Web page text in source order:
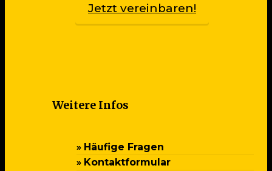
Jetzt vereinbaren!
Weitere Infos
Häufige Fragen
Kontaktformular